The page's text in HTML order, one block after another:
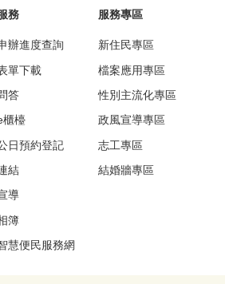
務
辦進度查詢
單下載
答
櫃檯
日預約登記
結
導
簿
慧便民服務網
服務專區
新住民專區
檔案應用專區
性別主流化專區
政風宣導專區
志工專區
結婚牆專區